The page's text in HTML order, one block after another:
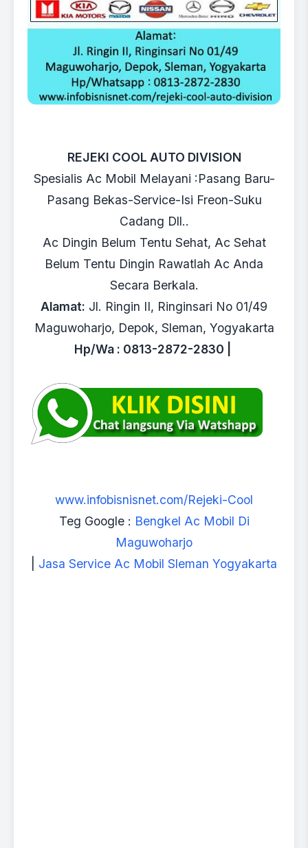
REJEKI COOL AUTO DIVISION
Spesialis Ac Mobil Melayani :Pasang Baru-
Pasang Bekas-Service-Isi Freon-Suku
Cadang Dll..
Ac Dingin Belum Tentu Sehat, Ac Sehat
Belum Tentu Dingin Rawatlah Ac Anda
Secara Berkala.
Alamat: Jl. Ringin II, Ringinsari No 01/49
Maguwoharjo, Depok, Sleman, Yogyakarta
Hp/Wa : 0813-2872-2830 |
www.infobisnisnet.com/Rejeki-Cool
Teg Google : Bengkel Ac Mobil Di
Maguwoharjo
Jasa Service Ac Mobil Sleman Yogyakarta